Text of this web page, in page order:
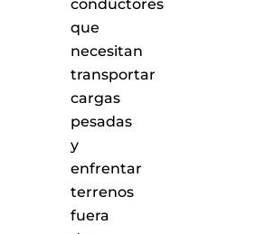
conductores
que
necesitan
transportar
cargas
pesadas
y
enfrentar
terrenos
fuera